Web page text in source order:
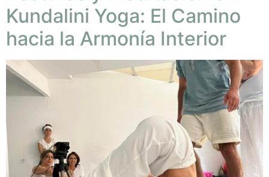
Kundalini Yoga: El Camino
hacia la Armonía Interior